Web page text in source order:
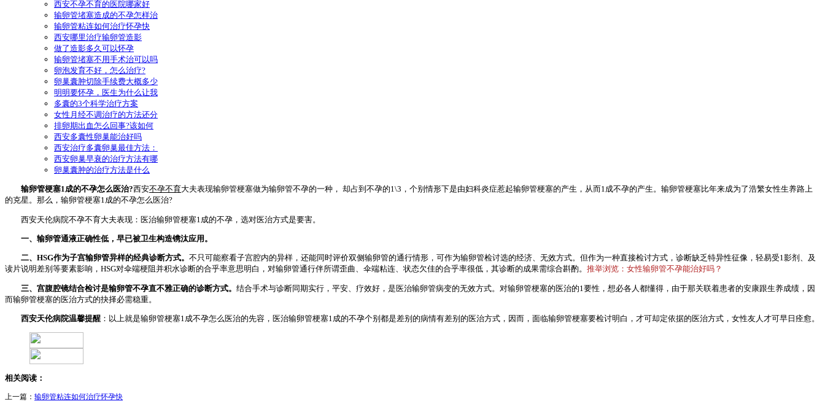
西安不孕不育的医院哪家好
输卵管堵塞造成的不孕怎样治
输卵管粘连如何治疗怀孕快
西安哪里治疗输卵管造影
做了造影多久可以怀孕
输卵管堵塞不用手术治可以吗
卵泡发育不好，怎么治疗?
卵巢囊肿切除手续费大概多少
明明要怀孕，医生为什么让我
多囊的3个科学治疗方案
女性月经不调治疗的方法还分
排卵期出血怎么回事?该如何
西安多囊性卵巢能治好吗
西安治疗多囊卵巢最佳方法：
西安卵巢早衰的治疗方法有哪
卵巢囊肿的治疗方法是什么
输卵管梗塞1成的不孕怎么医治?西安不孕不育大夫表现输卵管梗塞做为输卵管不孕的一种， 却占到不孕的1\3，个别情形下是由妇科炎症惹起输卵管梗塞的产生，从而1成不孕的产生。输卵管梗塞比年来成为了浩繁女性生养路上
的克星。那么，输卵管梗塞1成的不孕怎么医治?
西安天伦病院不孕不育大夫表现：医治输卵管梗塞1成的不孕，选对医治方式是要害。
一、输卵管通液正确性低，早已被卫生构造镌汰应用。
二、HSG作为子宫输卵管异样的经典诊断方式。 不只可能察看子宫腔内的异样，还能同时评价双侧输卵管的通行情形，可作为输卵管检讨选的经济、无效方式。但作为一种直接检讨方式，诊断缺乏特异性征像，轻易受1影剂、及
读片说明差别等要素影响，HSG对伞端梗阻并积水诊断的合乎率意思明白，对输卵管通行伴所谓歪曲、伞端粘连、状态欠佳的合乎率很低，其诊断的成果需综合斟酌。 推举浏览：女性输卵管不孕能治好吗？
三、宫腹腔镜结合检讨是输卵管不孕直不雅正确的诊断方式。 结合手术与诊断同期实行，平安、疗效好，是医治输卵管病变的无效方式。对输卵管梗塞的医治的1要性，想必各人都懂得，由于那关联着患者的安康跟生养成绩，因
而输卵管梗塞的医治方式的抉择必需稳重。
西安天伦病院温馨提醒 ：以上就是输卵管梗塞1成不孕怎么医治的先容，医治输卵管梗塞1成的不孕个别都是差别的病情有差别的医治方式，因而，面临输卵管梗塞要检讨明白，才可却定依据的医治方式，女性友人才可早日痊愈。
相关阅读：
上一篇： 输卵管粘连如何治疗怀孕快